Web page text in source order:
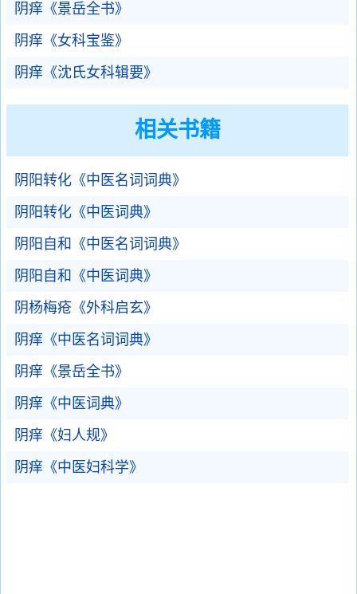
阴痒《景岳全书》
阴痒《女科宝鉴》
阴痒《沈氏女科辑要》
相关书籍
阴阳转化《中医名词词典》
阴阳转化《中医词典》
阴阳自和《中医名词词典》
阴阳自和《中医词典》
阴杨梅疮《外科启玄》
阴痒《中医名词词典》
阴痒《景岳全书》
阴痒《中医词典》
阴痒《妇人规》
阴痒《中医妇科学》